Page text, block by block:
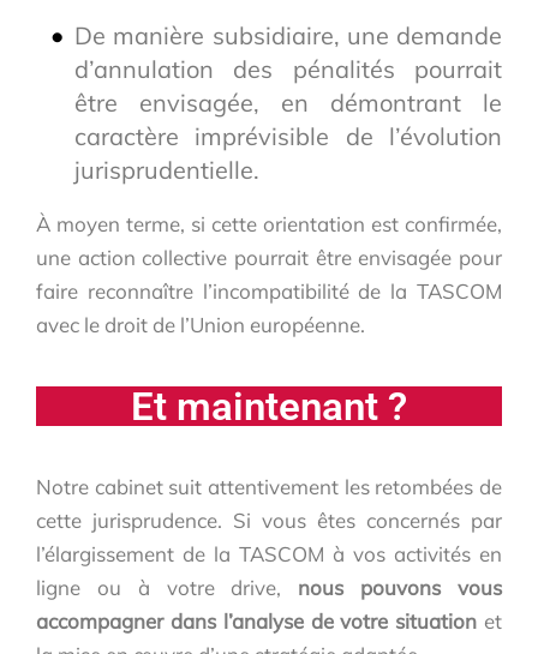
De manière subsidiaire, une demande
d’annulation des pénalités pourrait
être envisagée, en démontrant le
caractère imprévisible de l’évolution
jurisprudentielle.
À moyen terme, si cette orientation est confirmée,
une action collective pourrait être envisagée pour
faire reconnaître l’incompatibilité de la TASCOM
avec le droit de l’Union européenne.
Et maintenant ?
Notre cabinet suit attentivement les retombées de
cette jurisprudence. Si vous êtes concernés par
l’élargissement de la TASCOM à vos activités en
ligne ou à votre drive, nous pouvons vous
accompagner dans l’analyse de votre situation et